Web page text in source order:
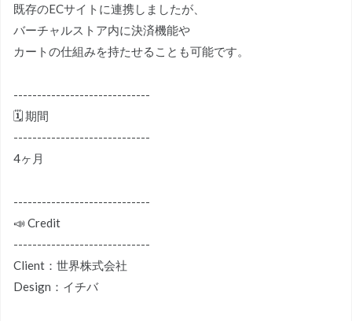
既存のECサイトに連携しましたが、
バーチャルストア内に決済機能や
カートの仕組みを持たせることも可能です。
-----------------------------
🗓 期間
-----------------------------
4ヶ月
-----------------------------
📣 Credit
-----------------------------
Client：世界株式会社
Design：イチバ